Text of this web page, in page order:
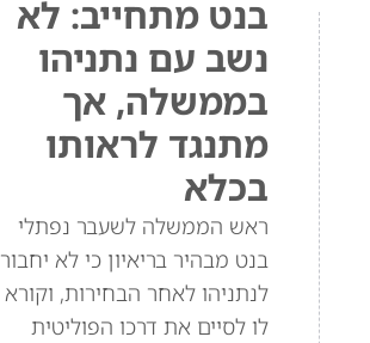
בנט מתחייב: לא
נשב עם נתניהו
בממשלה, אך
מתנגד לראותו
בכלא
ראש הממשלה לשעבר נפתלי
בנט מבהיר בריאיון כי לא יחבור
לנתניהו לאחר הבחירות, וקורא
לו לסיים את דרכו הפוליטית